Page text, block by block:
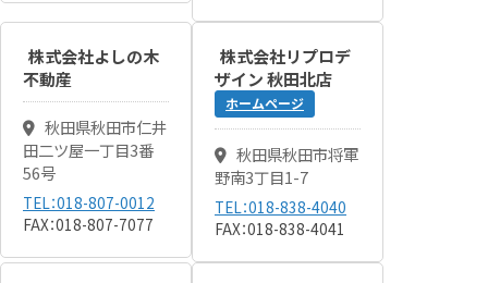
株式会社よしの木
不動産
秋田県秋田市仁井
田二ツ屋一丁目3番
56号
TEL：018-807-0012
FAX：018-807-7077
株式会社リプロデ
ザイン 秋田北店
ホームページ
秋田県秋田市将軍
野南3丁目1-7
TEL：018-838-4040
FAX：018-838-4041